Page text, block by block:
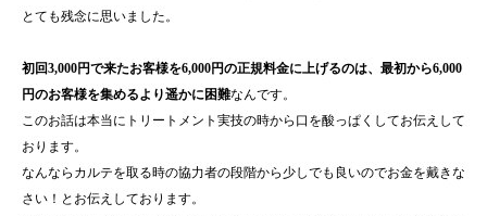
とても残念に思いました。
初回3,000円で来たお客様を6,000円の正規料金に上げるのは、最初から6,000
円のお客様を集めるより遥かに困難なんです。
このお話は本当にトリートメント実技の時から口を酸っぱくしてお伝えして
おります。
なんならカルテを取る時の協力者の段階から少しでも良いのでお金を戴きな
さい！とお伝えしております。